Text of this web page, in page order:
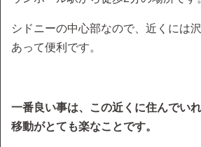
シドニーの中心部なので、近くには
あって便利です。
一番良い事は、この近くに住んでい
移動がとても楽なことです。